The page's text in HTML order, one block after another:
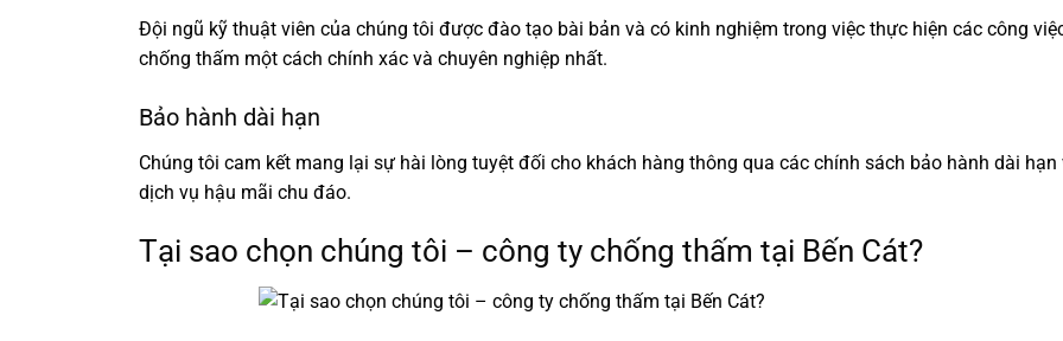
Đội ngũ kỹ thuật viên của chúng tôi được đào tạo bài bản và có kinh nghiệm trong việc thực hiện các công
chống thấm một cách chính xác và chuyên nghiệp nhất.
Bảo hành dài hạn
Chúng tôi cam kết mang lại sự hài lòng tuyệt đối cho khách hàng thông qua các chính sách bảo hành dài hạn
dịch vụ hậu mãi chu đáo.
Tại sao chọn chúng tôi – công ty chống thấm tại Bến Cát?